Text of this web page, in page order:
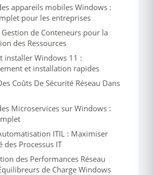
appareils mobiles Windows :
pour les entreprises
de Conteneurs pour la
des Ressources
installer Windows 11 :
et installation rapides
Coûts De Sécurité Réseau Dans
Microservices sur Windows :
ITIL : Maximiser
des Processus IT
des Performances Réseau
de Charge Windows